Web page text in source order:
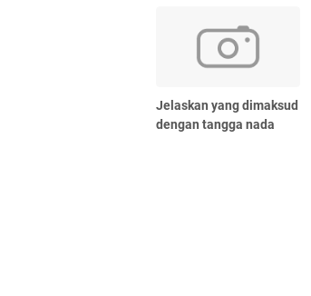
Jelaskan yang dimaksud
dengan tangga nada